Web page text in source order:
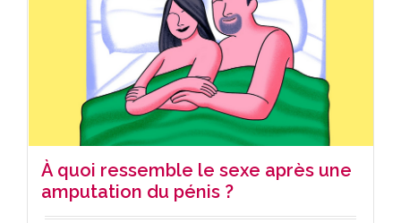
À quoi ressemble le sexe après une
amputation du pénis ?